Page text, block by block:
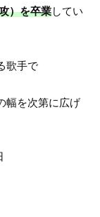
）を卒業してい
歌手で
幅を次第に広げ